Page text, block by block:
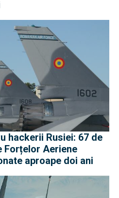
hackerii Rusiei: 67 de
Forțelor Aeriene
aproape doi ani